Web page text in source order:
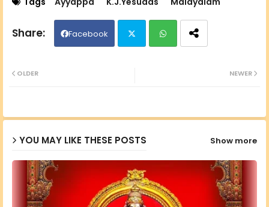
Facebook
ap
NEWER
OLDER
YOU MAY LIKE THESE POSTS Show more